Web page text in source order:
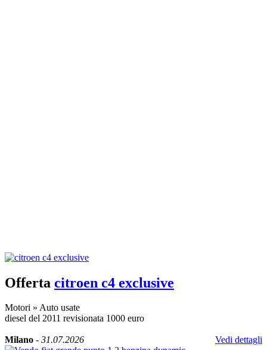
Offerta citroen c4 exclusive
Motori » Auto usate
diesel del 2011 revisionata 1000 euro
Milano - 31.07.2026 Vedi dettagli